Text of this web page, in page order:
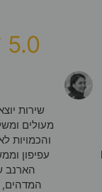
5.0
שירות
מעולים
והכמויות
עפיפון
הארנב
המדהים,